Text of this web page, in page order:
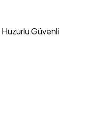
HuzurluGüvenli